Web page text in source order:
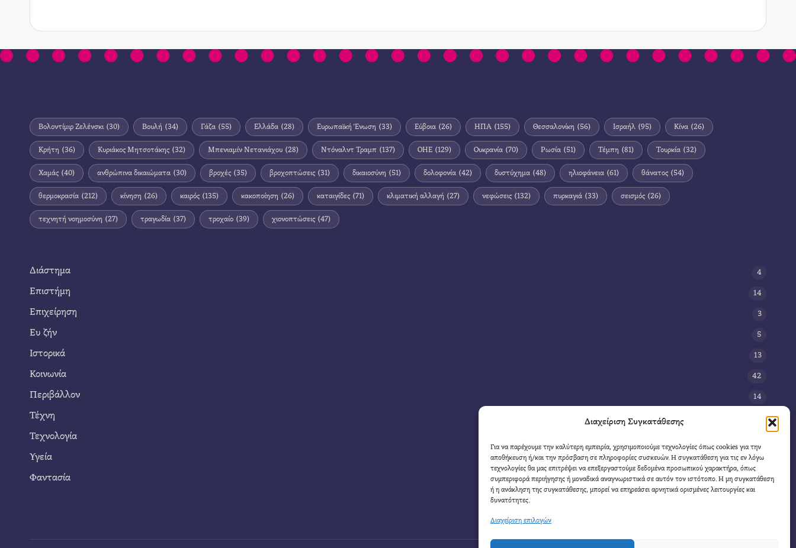
Διαχείριση Συγκατάθεσης
Για να παρέχουμε την καλύτερη εμπειρία, χρησιμοποιούμε τεχνολογίες όπως cookies για την
αποθήκευση ή/και την πρόσβαση σε πληροφορίες συσκευών. Η συγκατάθεση για τις εν λόγω
τεχνολογίες θα μας επιτρέψει να επεξεργαστούμε δεδομένα προσωπικού χαρακτήρα, όπως
συμπεριφορά περιήγησης ή μοναδικά αναγνωριστικά σε αυτόν τον ιστότοπο. Η μη συγκατάθεση
ή η ανάκληση της συγκατάθεσης, μπορεί να επηρεάσει αρνητικά ορισμένες λειτουργίες και
δυνατότητες.
Διαχείριση επιλογών
Βολοντίμιρ Ζελένσκι (30) Βουλή (34) Γάζα (55) Ελλάδα (28) Ευρωπαϊκή Ένωση (33) Εύβοια (26) ΗΠΑ (155) Θεσσαλονίκη (56) Ισραήλ (95) Κίνα (26)
Κρήτη (36) Κυριάκος Μητσοτάκης (32) Μπενιαμίν Νετανιάχου (28) Ντόναλντ Τραμπ (137) ΟΗΕ (129) Ουκρανία (70) Ρωσία (51) Τέμπη (81) Τουρκία (32)
Χαμάς (40) ανθρώπινα δικαιώματα (30) βροχές (35) βροχοπτώσεις (31) δικαιοσύνη (51) δολοφονία (42) δυστύχημα (48) ηλιοφάνεια (61) θάνατος (54)
θερμοκρασία (212) κίνηση (26) καιρός (135) κακοποίηση (26) καταιγίδες (71) κλιματική αλλαγή (27) νεφώσεις (132) πυρκαγιά (33) σεισμός (26)
τεχνητή νοημοσύνη (27) τραγωδία (37) τροχαίο (39) χιονοπτώσεις (47)
Διάστημα 4
Επιστήμη 14
Επιχείρηση 3
Ευ ζήν 5
Ιστορικά 13
Κοινωνία 42
Περιβάλλον 14
Τέχνη
Τεχνολογία
Υγεία 11
Φαντασία 4